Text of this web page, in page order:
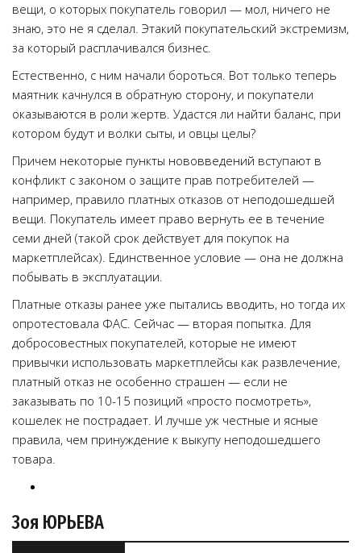
вещи, о которых покупатель говорил — мол, ничего не
знаю, это не я сделал. Этакий покупательский экстремизм,
за который расплачивался бизнес.
Естественно, с ним начали бороться. Вот только теперь
маятник качнулся в обратную сторону, и покупатели
оказываются в роли жертв. Удастся ли найти баланс, при
котором будут и волки сыты, и овцы целы?
Причем некоторые пункты нововведений вступают в
конфликт с законом о защите прав потребителей —
например, правило платных отказов от неподошедшей
вещи. Покупатель имеет право вернуть ее в течение
семи дней (такой срок действует для покупок на
маркетплейсах). Единственное условие — она не должна
побывать в эксплуатации.
Платные отказы ранее уже пытались вводить, но тогда их
опротестовала ФАС. Сейчас — вторая попытка. Для
добросовестных покупателей, которые не имеют
привычки использовать маркетплейсы как развлечение,
платный отказ не особенно страшен — если не
заказывать по 10-15 позиций «просто посмотреть»,
кошелек не пострадает. И лучше уж честные и ясные
правила, чем принуждение к выкупу неподошедшего
товара.
Зоя ЮРЬЕВА